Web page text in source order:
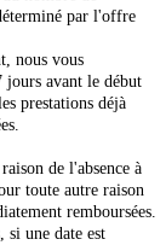
par l'offre
nous vous
avant le début
prestations déjà
de l'absence à
toute autre raison
remboursées.
si une date est